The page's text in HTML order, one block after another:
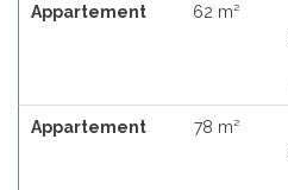
Appartement 62 m²
Appartement 78 m²